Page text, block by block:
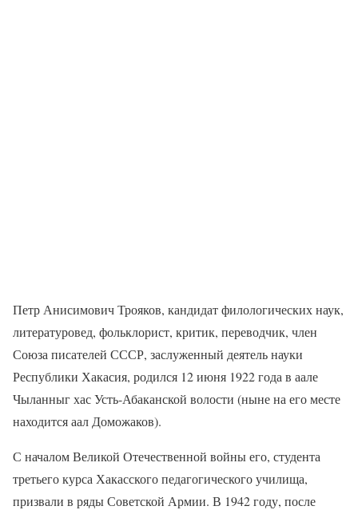
Петр Анисимович Трояков, кандидат филологических наук,
литературовед, фольклорист, критик, переводчик, член
Союза писателей СССР, заслуженный деятель науки
Республики Хакасия, родился 12 июня 1922 года в аале
Чыланныг хас Усть-Абаканской волости (ныне на его месте
находится аал Доможаков).
С началом Великой Отечественной войны его, студента
третьего курса Хакасского педагогического училища,
призвали в ряды Советской Армии. В 1942 году, после